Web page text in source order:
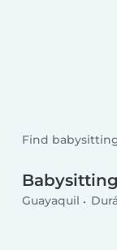
Find
Guayaquil